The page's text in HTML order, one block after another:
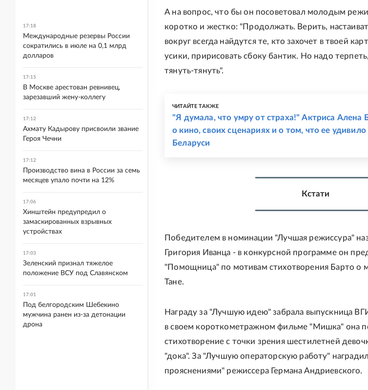
А на вопрос, что бы он посоветовал молодым
коротко и жестко: "Продолжать. Верить,
вокруг всегда найдутся те, кто захочет в твоей
усики, пририсовать сбоку бантик. Но надо
тянуть-тянуть".
ЧИТАЙТЕ ТАКЖЕ
"Я думала, что умру от страха!" Актриса Алена
о кино, своих сценариях и о том, что ее удивило
Беларуси
Кстати
Победителем в номинации "Лучшая режиссура"
Григория Иванца - в конкурсной программе он
"Помощница" по мотивам стихотворения Барто
Тане.
Награду за "Лучшую идею" забрала выпускница
в своем короткометражном фильме "Мишка" она
стихотворение с точки зрения шестилетней
"дока". За "Лучшую операторскую работу"
прояснениями" режиссера Германа Андриевского.
17:18
Международные резервы России
сократились в июле на 0,1 млрд
долларов
17:15
В Москве арестован ревнивец,
зарезавший жену-коллегу
17:12
Ахмату Кадырову присвоили звание
Героя Чечни
17:12
Производство вина в России за семь
месяцев упало почти на 12%
17:06
Хинштейн предупредил о
замаскированных взрывных
устройствах
17:03
Зеленский признал тяжелое
положение ВСУ под Славянском
17:01
Под белгородским Шебекино
мужчина ранен из-за детонации
дрона